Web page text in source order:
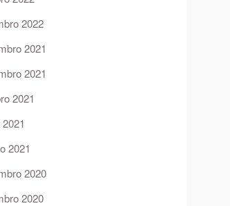
2022
2021
2021
2021
2021
2020
2020